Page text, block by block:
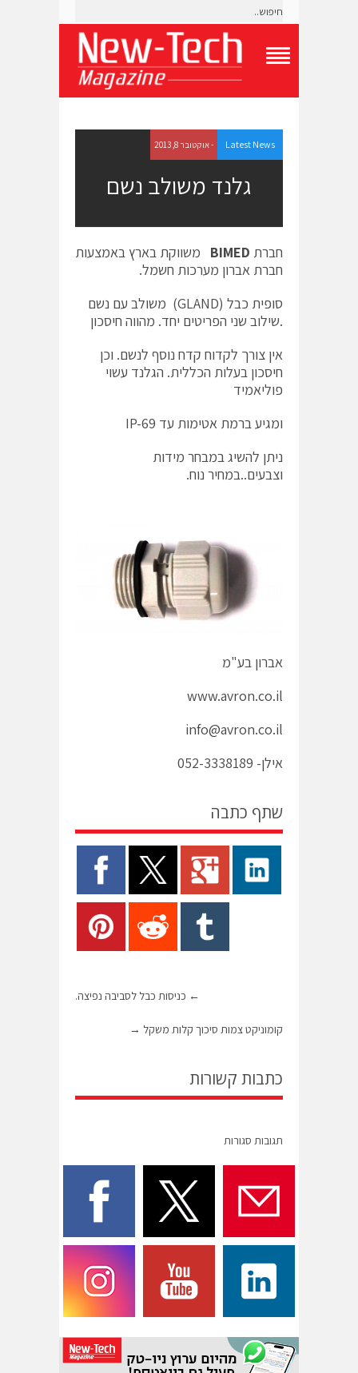
g
l
e
N
a
i
o
M
e
n
Latest News - אוקטובר 8, 2013
גלנד משולב נשם
חברת BIMED
משווקת בארץ באמצעות
חברת אברון מערכות חשמל.
סופית כבל (GLAND) משולב עם נשם
.שילוב שני הפריטים יחד. מהווה חיסכון
אין צורך לקדוח קדח נוסף לנשם. וכן
חיסכון בעלות הכללית. הגלנד עשוי
פוליאמיד
ומגיע ברמת אטימות עד IP-69
ניתן להשיג במבחר מידות
וצבעים..במחיר נוח.
אברון בע"מ
www.avron.co.il
info@avron.co.il
אילן- 052-3338189
שתף כתבה
← כניסות כבל לסביבה נפיצה.
קומוניקט צמות סיכוך קלות משקל →
כתבות קשורות
תגובות סגורות